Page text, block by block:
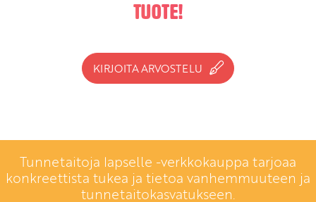
tuote!
KIRJOITA ARVOSTELU
Tunnetaitoja lapselle -verkkokauppa tarjoaa
konkreettista tukea ja tietoa vanhemmuuteen ja
tunnetaitokasvatukseen.